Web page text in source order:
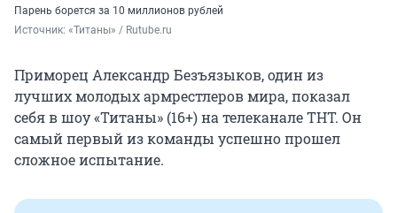
Парень борется за 10 миллионов рублей
Источник: «Титаны» / Rutube.ru
Приморец Александр Безъязыков, один из
лучших молодых армрестлеров мира, показал
себя в шоу «Титаны» (16+) на телеканале ТНТ. Он
самый первый из команды успешно прошел
сложное испытание.